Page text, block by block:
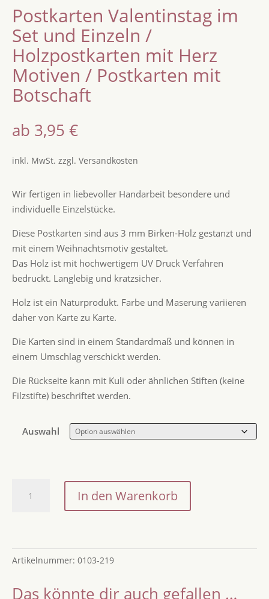
Postkarten Valentinstag im
Set und Einzeln /
Holzpostkarten mit Herz
Motiven / Postkarten mit
Botschaft
ab 3,95 €
inkl. MwSt. zzgl. Versandkosten
Wir fertigen in liebevoller Handarbeit besondere und
individuelle Einzelstücke.
Diese Postkarten sind aus 3 mm Birken-Holz gestanzt und
mit einem Weihnachtsmotiv gestaltet.
Das Holz ist mit hochwertigem UV Druck Verfahren
bedruckt. Langlebig und kratzsicher.
Holz ist ein Naturprodukt. Farbe und Maserung variieren
daher von Karte zu Karte.
Die Karten sind in einem Standardmaß und können in
einem Umschlag verschickt werden.
Die Rückseite kann mit Kuli oder ähnlichen Stiften (keine
Filzstifte) beschriftet werden.
Auswahl
Valentinstag
und
Einzeln
Holzpostkarten
In den Warenkorb
Artikelnummer: 0103-219
Das könnte dir auch gefallen …